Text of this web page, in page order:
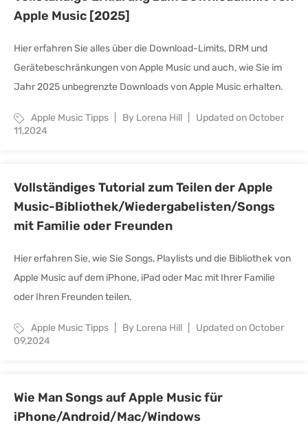
Apple Music [2025]
Hier erfahren Sie alles über die Download-Limits, DRM und
Gerätebeschränkungen von Apple Music und auch, wie Sie im
Jahr 2025 unbegrenzte Downloads von Apple Music erhalten.
Apple Music Tipps By Lorena Hill
Updated on October
11,2024
Vollständiges Tutorial zum Teilen der Apple
Music-Bibliothek/Wiedergabelisten/Songs
mit Familie oder Freunden
Hier erfahren Sie, wie Sie Songs, Playlists und die Bibliothek von
Apple Music auf dem iPhone, iPad oder Mac mit Ihrer Familie
oder Ihren Freunden teilen.
Apple Music Tipps By Lorena Hill
Updated on October
09,2024
Wie Man Songs auf Apple Music für
iPhone/Android/Mac/Windows